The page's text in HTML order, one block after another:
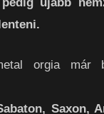
orgia már
Saxon,